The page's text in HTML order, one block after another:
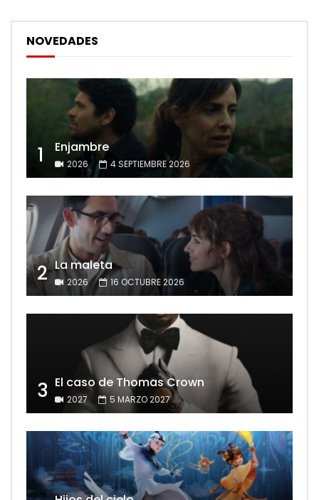
NOVEDADES
1 Enjambre
2026 4 SEPTIEMBRE 2026
2 La maleta
2026 16 OCTUBRE 2026
3 El caso de Thomas Crown
2027 5 MARZO 2027